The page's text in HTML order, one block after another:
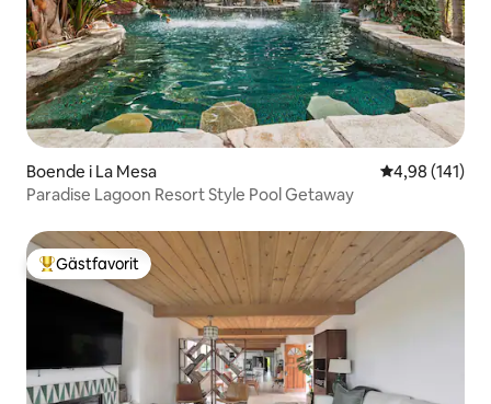
Boende i La Mesa 4,98 av 5 i
4,98 (141)
Paradise Lagoon Resort Style Pool Getaway
Populär gästfavorit
Gästfavorit